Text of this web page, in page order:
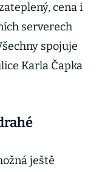
cena i
serverech
spojuje
Karla Čapka
ještě